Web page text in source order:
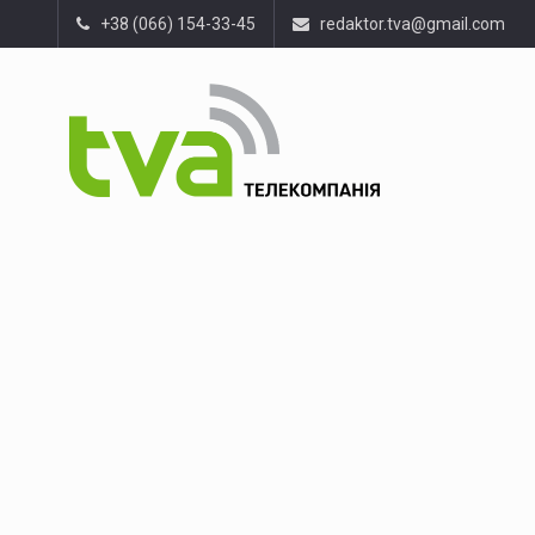
+38 (066) 154-33-45 redaktor.tva@gmail.com